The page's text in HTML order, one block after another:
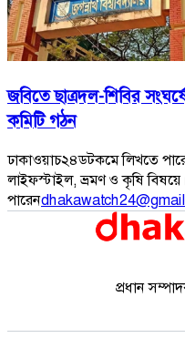
জবিতে ছাত্রদল-শিবির
কমিটি গঠন
ঢাকাওয়াচ২৪ডটকমে লিখতে
লাইফস্টাইল, ভ্রমণ ও কৃষি
পারেন
প্রধান